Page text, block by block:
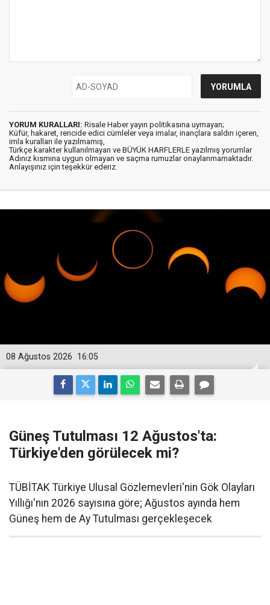
YORUM KURALLARI: Risale Haber yayın politikasına uymayan;
Küfür, hakaret, rencide edici cümleler veya imalar, inançlara saldırı içeren,
imla kuralları ile yazılmamış,
Türkçe karakter kullanılmayan ve BÜYÜK HARFLERLE yazılmış yorumlar
Adınız kısmına uygun olmayan ve saçma rumuzlar onaylanmamaktadır.
Anlayışınız için teşekkür ederiz.
16:05
08 Ağustos 2026
Güneş Tutulması 12 Ağustos'ta:
Türkiye'den görülecek mi?
TÜBİTAK Türkiye Ulusal Gözlemevleri'nin Gök Olayları
Yıllığı'nın 2026 sayısına göre; Ağustos ayında hem
Güneş hem de Ay Tutulması gerçekleşecek